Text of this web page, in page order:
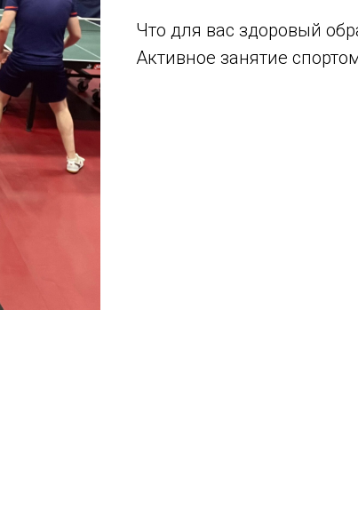
Что для вас здоровый
Активное занятие